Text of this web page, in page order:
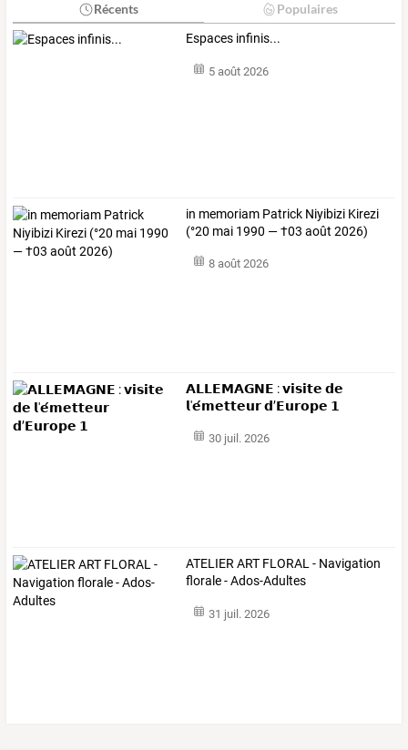
Récents Populaires
Espaces infinis...
5 août 2026
in memoriam Patrick Niyibizi Kirezi
(°20 mai 1990 — †03 août 2026)
8 août 2026
𝗔𝗟𝗟𝗘𝗠𝗔𝗚𝗡𝗘 : 𝘃𝗶𝘀𝗶𝘁𝗲 𝗱𝗲
𝗹'𝗲́𝗺𝗲𝘁𝘁𝗲𝘂𝗿 𝗱’𝗘𝘂𝗿𝗼𝗽𝗲 𝟭
30 juil. 2026
ATELIER ART FLORAL - Navigation
florale - Ados-Adultes
31 juil. 2026